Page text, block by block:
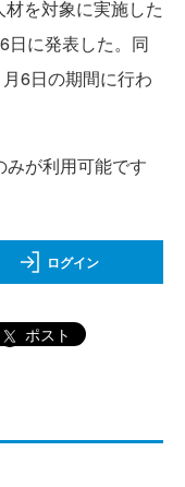
を対象に実施した
日に発表した。同
6日の期間に行わ
が利用可能です
ログイン
ポスト